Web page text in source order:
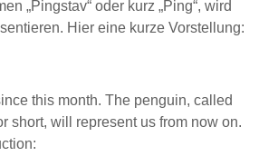
„Pingstav“ oder kurz „Ping“, wird
Hier eine kurze Vorstellung:
this month. The penguin, called
short, will represent us from now on.